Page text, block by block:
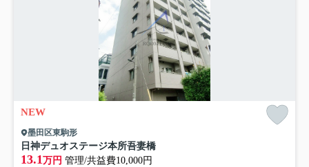
NEW
墨田区東駒形
日神デュオステージ本所吾妻橋
13.1 万円 管理/共益費10,000円